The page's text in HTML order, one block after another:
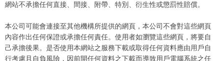
網站不承擔任何直接、間接、附帶、特別、衍生性或懲罰性賠償。
本公司可能會連接至其他機構所提供的網頁，本公司不會對這些網頁
內容作出任何保證或承擔任何責任。使用者如瀏覽這些網頁，將要自
己承擔後果。是否使用本網站之服務下載或取得任何資料應由用戶自
行考慮且自負風險，因前開任何資料之下載而導致用戶電腦系統之任